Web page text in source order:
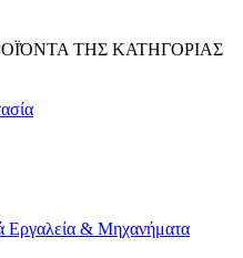
ΤΗΣ ΚΑΤΗΓΟΡΙΑΣ
Εργαλεία & Μηχανήματα